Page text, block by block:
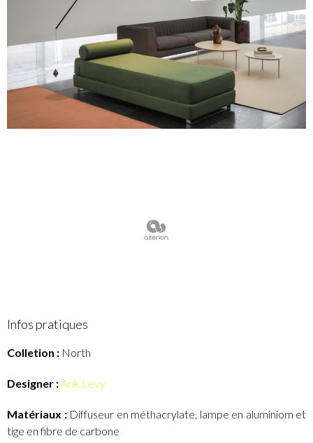
Infos pratiques
Colletion : North
Designer : Arik Levy
Matériaux :Diffuseur en méthacrylate, lampe en aluminiom et
tige en fibre de carbone